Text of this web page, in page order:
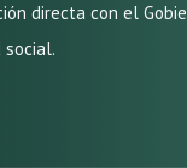
directa con el
social.